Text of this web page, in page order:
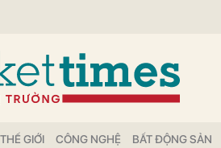
THẾ GIỚI CÔNG NGHỆ BẤT ĐỘNG SẢN